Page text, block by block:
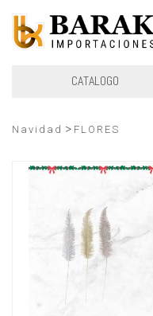
CATALOGO
Navidad > FLORES